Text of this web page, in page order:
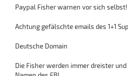
Paypal Fisher warnen vor sich selbst!
Achtung gefälschte emails des 1+1
Deutsche Domain
Die Fisher werden immer dreister